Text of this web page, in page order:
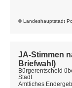
© Landeshauptstadt
JA-Stimmen
Briefwahl)
Bürgerentscheid
Stadt
Amtliches